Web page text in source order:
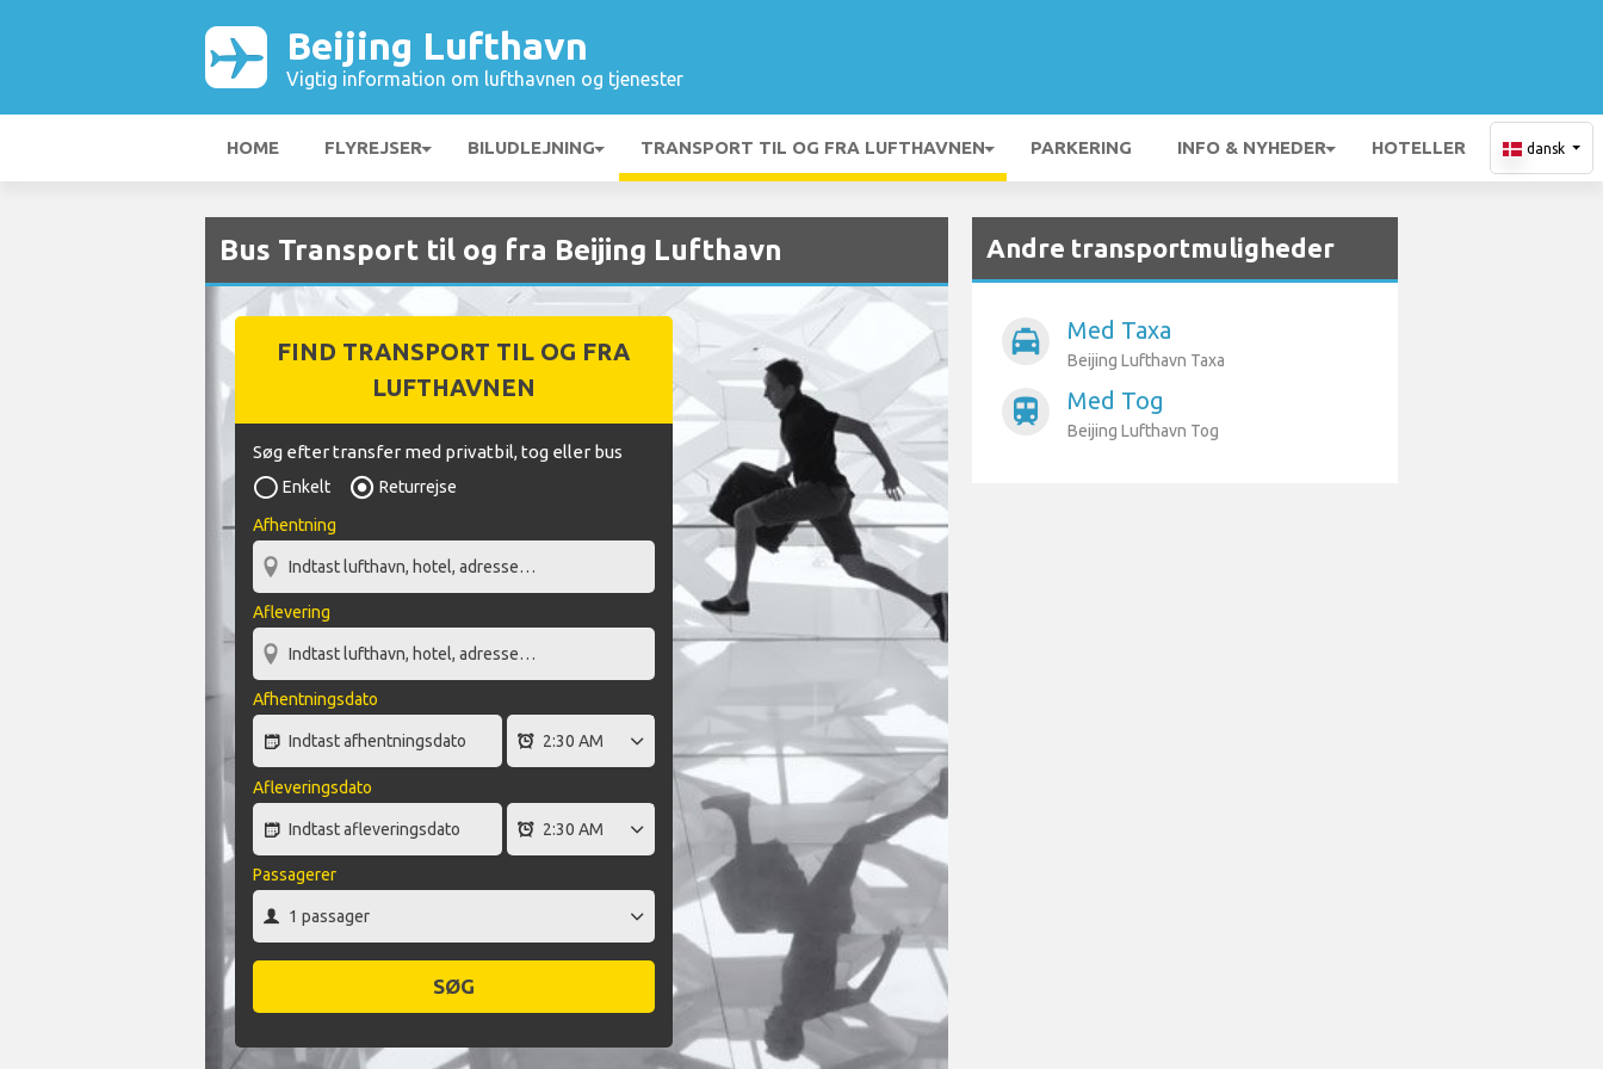
Beijing Lufthavn
Vigtig information om lufthavnen og tjenester
HOME FLYREJSER BILUDLEJNING TRANSPORT TIL OG FRA LUFTHAVNEN PARKERING INFO & NYHEDER HOTELLER dansk
Bus Transport til og fra Beijing Lufthavn
FIND TRANSPORT TIL OG FRA
LUFTHAVNEN
Søg efter transfer med privatbil, tog eller bus
Enkelt
Returrejse
Afhentning
Aflevering
Afhentningsdato
Afleveringsdato
Passagerer
SØG
Andre transportmuligheder
local_taxi Med Taxa
Beijing Lufthavn Taxa
train Med Tog
Beijing Lufthavn Tog